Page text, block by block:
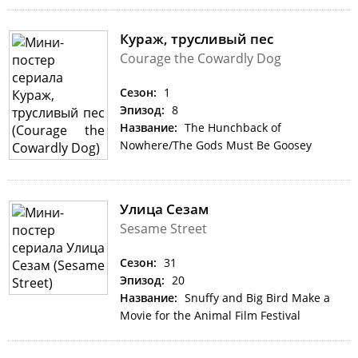
Кураж, трусливый пес
Courage the Cowardly Dog
Сезон: 1
Эпизод: 8
Название: The Hunchback of
Nowhere/The Gods Must Be Goosey
Улица Сезам
Sesame Street
Сезон: 31
Эпизод: 20
Название: Snuffy and Big Bird Make a
Movie for the Animal Film Festival